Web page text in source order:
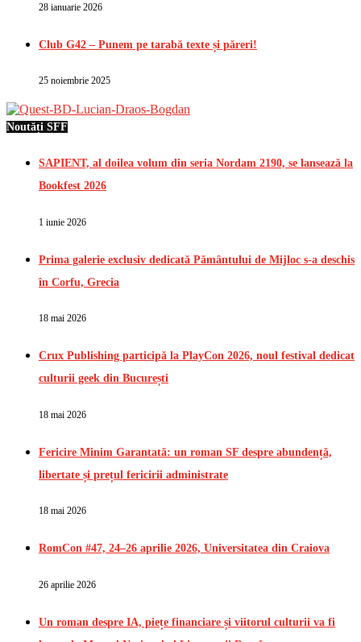
28 ianuarie 2026
Club G42 – Punem pe tarabă texte și păreri!
25 noiembrie 2025
Noutăți SFF
SAPIENT, al doilea volum din seria Nordam 2190, se lansează la
Bookfest 2026
1 iunie 2026
Prima galerie exclusiv dedicată Pământului de Mijloc s-a deschis
în Corfu, Grecia
18 mai 2026
Crux Publishing participă la PlayCon 2026, noul festival dedicat
culturii geek din București
18 mai 2026
Fericire Minim Garantată: un roman SF despre abundență,
libertate și prețul fericirii administrate
18 mai 2026
RomCon #47, 24–26 aprilie 2026, Universitatea din Craiova
26 aprilie 2026
Un roman despre IA, piețe financiare și viitorul culturii va fi